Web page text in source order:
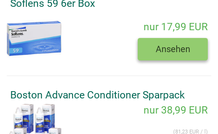
Soflens 59 6er Box
nur 17,99 EUR
Ansehen
Boston Advance Conditioner Sparpack
nur 38,99 EUR
(81,23 EUR / l)